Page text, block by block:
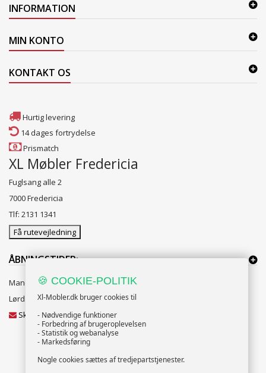
INFORMATION
MIN KONTO
KONTAKT OS
Hurtig levering
14 dages fortrydelse
Prismatch
XL Møbler Fredericia
Fuglsang alle 2
7000 Fredericia
Tlf: 2131 1341
Få rutevejledning
ÅBNINGSTIDER:
Mandag til Fredag 10:00 til 18:00
Lørdag og Søndag 10:00 til 16:00
Skriv til vores kundeservice
NYHEDSBREV
🍪 COOKIE-POLITIK
Xl-Mobler.dk bruger cookies til
- Nødvendige funktioner
- Forbedring af brugeroplevelsen
- Statistik og webanalyse
- Markedsføring
Nogle cookies sættes af tredjepartstjenester.